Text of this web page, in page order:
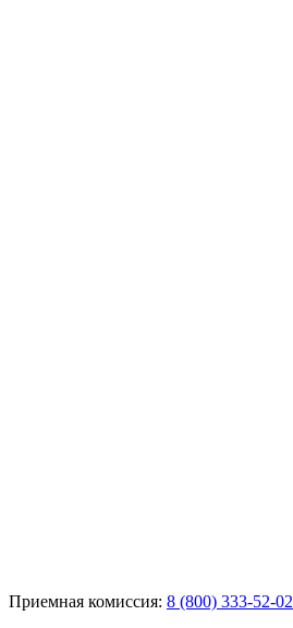
Приемная комиссия: 8 (800) 333-52-02